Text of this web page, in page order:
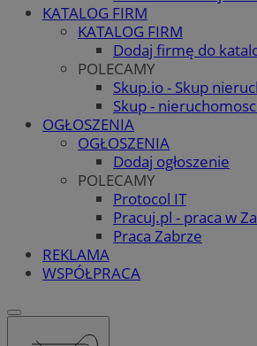
KATALOG FIRM
KATALOG FIRM
Dodaj firmę do
POLECAMY
Skup.io - Skup
Skup -
OGŁOSZENIA
OGŁOSZENIA
Dodaj ogłoszenie
POLECAMY
Protocol IT
Pracuj.pl - praca w
Praca Zabrze
REKLAMA
WSPÓŁPRACA